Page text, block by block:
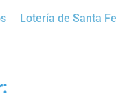
Lotería de Santa Fe